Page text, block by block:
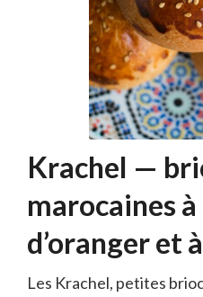
Krachel —
marocaines
d’oranger et
Les Krachel, petites